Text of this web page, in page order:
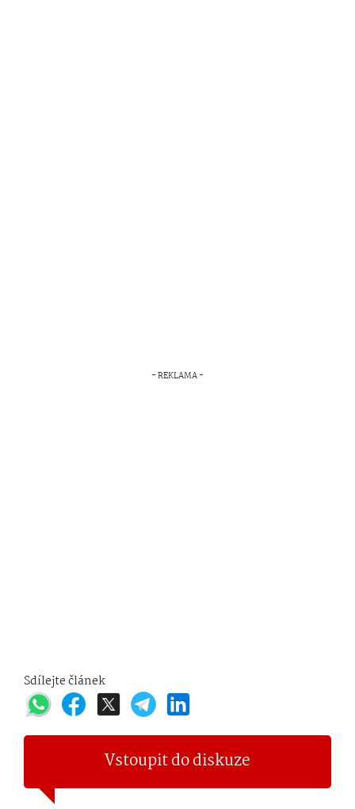
Sdílejte článek
Vstoupit do diskuze